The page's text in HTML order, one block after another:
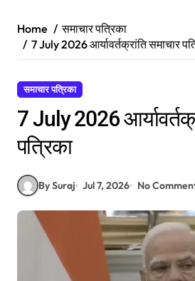
Home
समाचार पत्रिका
7 July 2026 आर्यावर्तक्रांति समाचार
समाचार पत्रिका
7 July 2026
पत्रिका
By Suraj Jul 7, 2026 No